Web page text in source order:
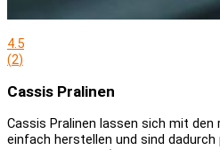
4.5
(2)
Cassis Pralinen
Cassis Pralinen lassen sich mit
einfach herstellen und sind